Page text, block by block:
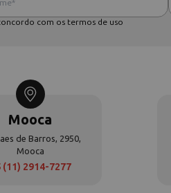
com os termos de uso
Mooca
de Barros, 2950,
Mooca
(11) 2914-7277